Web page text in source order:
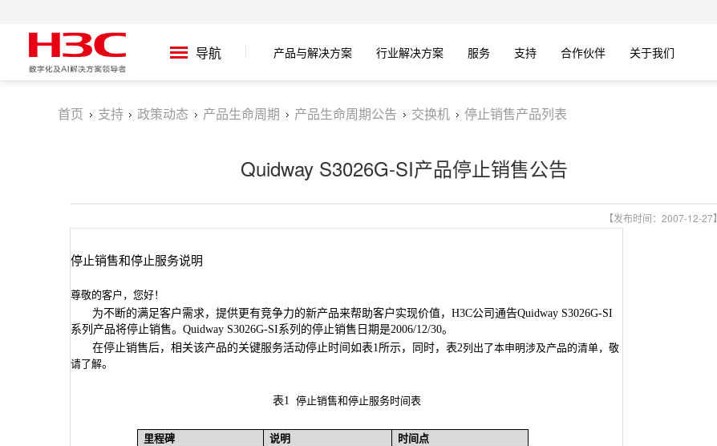
导航 产品与解决方案 行业解决方案 服务 支持 合作伙伴 关于我们
首页 支持 政策动态 产品生命周期 产品生命周期公告 交换机 停止销售产品列表
Quidway S3026G-SI产品停止销售公告
【发布时间：2007-12-27】
停止销售和停止服务说明
尊敬的客户，您好！
为不断的满足客户需求，提供更有竞争力的新产品来帮助客户实现价值， H3C公司通告Quidway S3026G-SI
系列产品将停止销售。 Quidway S3026G-SI系列的停止销售日期是2006/12/30。
在停止销售后，相关该产品的关键服务活动停止时间如表1所示，同时，表2列出了本申明涉及产品的清单，敬
请了解。
表1 停止销售和停止服务时间表
里程碑 说明 时间点